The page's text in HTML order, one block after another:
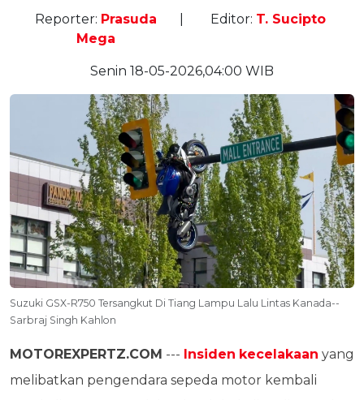
Reporter: Prasuda
Mega
Editor: T. Sucipto
Senin 18-05-2026,04:00 WIB
Suzuki GSX-R750 Tersangkut Di Tiang Lampu Lalu Lintas Kanada--
Sarbraj Singh Kahlon
MOTOREXPERTZ.COM --- Insiden kecelakaan yang
melibatkan pengendara sepeda motor kembali